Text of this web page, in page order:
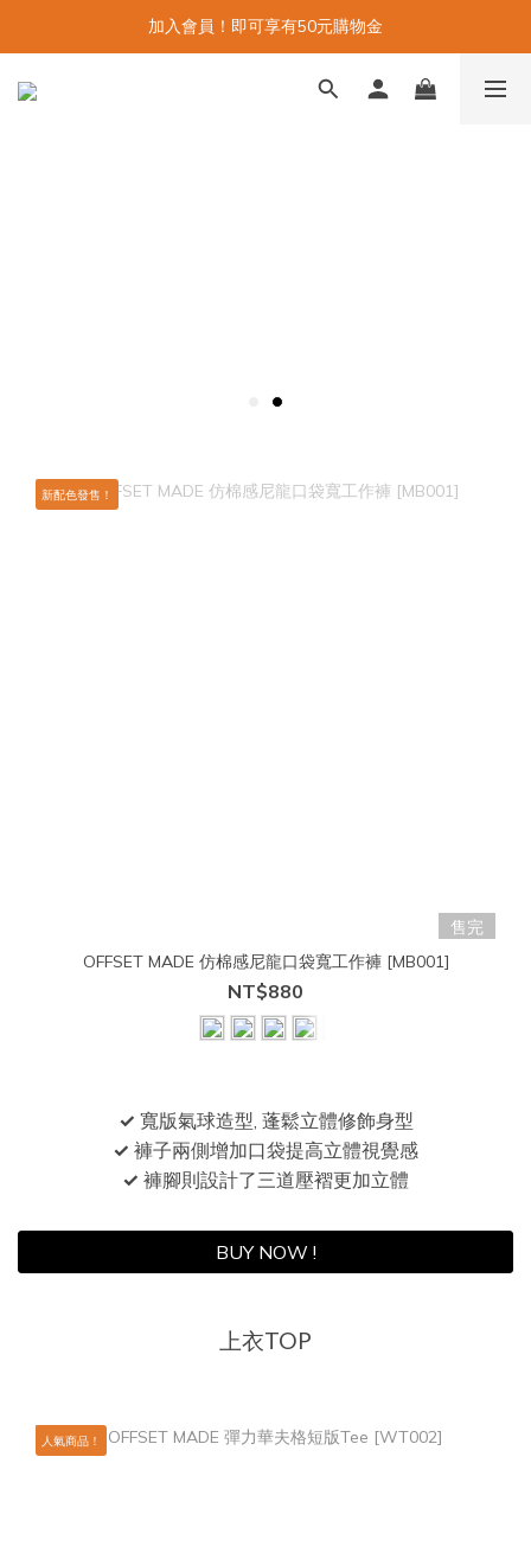
加入會員！即可享有50元購物金
新配色發售！
售完
OFFSET MADE 仿棉感尼龍口袋寬工作褲 [MB001]
NT$880
✓ 寬版氣球造型, 蓬鬆立體修飾身型
✓ 褲子兩側增加口袋提高立體視覺感
✓ 褲腳則設計了三道壓褶更加立體
BUY NOW !
上衣TOP
人氣商品！